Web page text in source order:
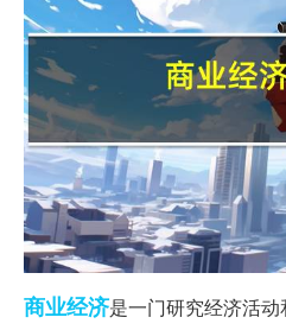
商业经济是一门研究经济活